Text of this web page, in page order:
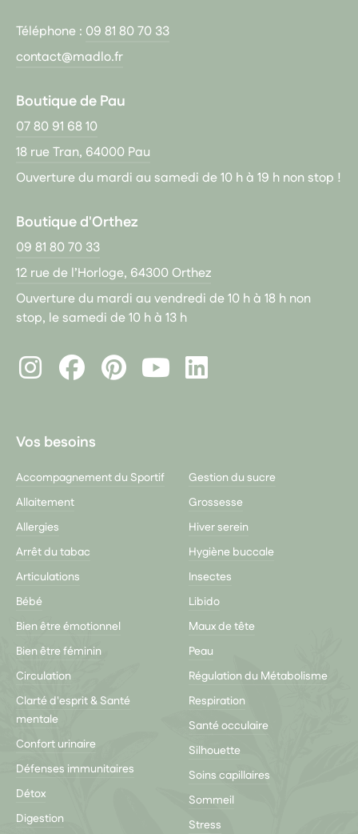
Téléphone : 09 81 80 70 33
contact@madlo.fr
Boutique de Pau
07 80 91 68 10
18 rue Tran, 64000 Pau
Ouverture du mardi au samedi de 10 h à 19 h non stop !
Boutique d'Orthez
09 81 80 70 33
12 rue de l’Horloge, 64300 Orthez
Ouverture du mardi au vendredi de 10 h à 18 h non
stop, le samedi de 10 h à 13 h
InstagramFacebookPinterest
LinkedIn
Vos besoins
Accompagnement du Sportif
Allaitement
Allergies
Arrêt du tabac
Articulations
Bébé
Bien être émotionnel
Bien être féminin
Circulation
Clarté d'esprit & Santé
mentale
Confort urinaire
Défenses immunitaires
Détox
Digestion
Gestion du sucre
Grossesse
Hiver serein
Hygiène buccale
Insectes
Libido
Maux de tête
Peau
Régulation du Métabolisme
Respiration
Santé occulaire
Silhouette
Soins capillaires
Sommeil
Stress